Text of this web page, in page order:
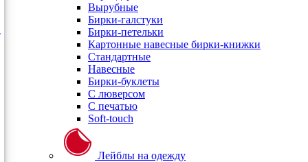
Вырубные
Бирки-галстуки
Бирки-петельки
Картонные навесные бирки-книжки
Стандартные
Навесные
Бирки-буклеты
С люверсом
С печатью
Soft-touch
Лейблы на одежду